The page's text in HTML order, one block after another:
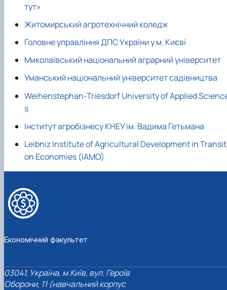
тут»
Житомирський агротехнічний коледж
Головне управління ДПС України у м. Києві
Миколаївський національний аграрний університет
Уманський національний університет садівництва
Weihenstephan-Triesdorf University of Applied
s
Інститут агробізнесу КНЕУ ім. Вадима Гетьмана
Leibniz Institute of Agricultural Development in
on Economies (IAMO)
Економічний факультет
03041, Україна, м.Київ, вул. Героїв
Оборони, 11 (навчальний корпус